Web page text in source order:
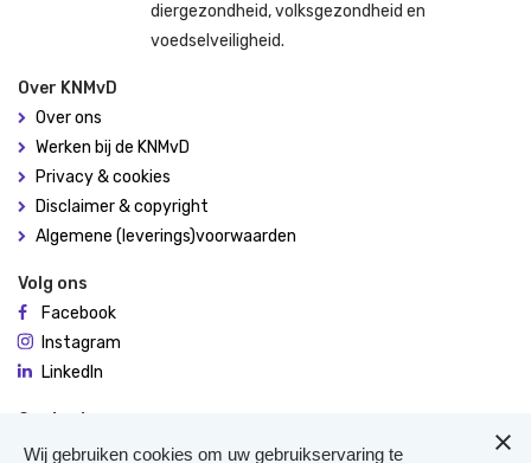
diergezondheid, volksgezondheid en
voedselveiligheid.
Over KNMvD
Over ons
Werken bij de KNMvD
Privacy & cookies
Disclaimer & copyright
Algemene (leverings)voorwaarden
Volg ons
Facebook
Instagram
LinkedIn
Contact
De Molen 94
Wij gebruiken cookies om uw gebruikservaring te